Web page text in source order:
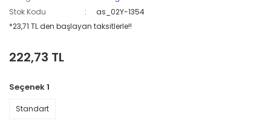
Stok Kodu
as_02Y-1354
*23,71 TL den başlayan taksitlerle!!
222,73 TL
Seçenek 1
Standart